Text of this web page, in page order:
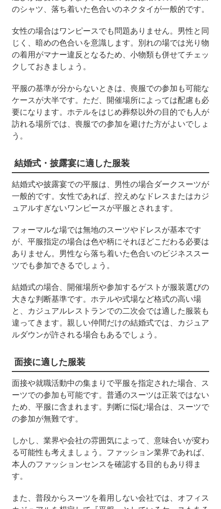
のシャツ、落ち着いた色合いのネクタイが一般的です。
女性の場合はワンピースでも問題ありません。男性と同
じく、暗めの色合いを意識します。別れの場では光り物
の着用がマナー違反となるため、小物類も併せてチェッ
クしておきましょう。
平服の基準が分からないときは、喪服での参加も可能な
ケースが大半です。ただ、開催場所によっては配慮も必
要になります。ホテルをはじめ葬祭以外の目的でも人が
訪れる場所では、喪服での参加を避けた方がよいでしょ
う。
結婚式・披露宴に適した服装
結婚式や披露宴での平服は、男性の場合ダークスーツが
一般的です。女性であれば、控えめなドレスまたはカジ
ュアルすぎないワンピースが平服とされます。
フォーマルな場では無地のスーツやドレスが基本です
が、平服指定の場合は色や柄にそれほどこだわる必要は
ありません。男性なら落ち着いた色合いのビジネススー
ツでも参加できるでしょう。
結婚式の場合、開催場所や参加するゲストが服装選びの
大きな判断基準です。ホテルや式場など格式の高い場
と、カジュアルレストランでの二次会では適した服装も
違ってきます。親しい仲間だけの結婚式では、カジュア
ルダウンが許される場合もあるでしょう。
面接に適した服装
面接や就職活動中の集まりで平服を指定された場合、ス
ーツでの参加も可能です。普通のスーツは正装ではない
ため、平服に含まれます。判断に悩む場合は、スーツで
の参加が無難です。
しかし、業界や会社の雰囲気によって、意味合いが変わ
る可能性も考えましょう。ファッション業界であれば、
本人のファッションセンスを確認する目的もあり得ま
す。
また、普段からスーツを着用しない会社では、オフィス